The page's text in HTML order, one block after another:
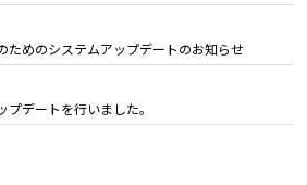
ためのシステムアップデートのお知らせ
デートを行いました。